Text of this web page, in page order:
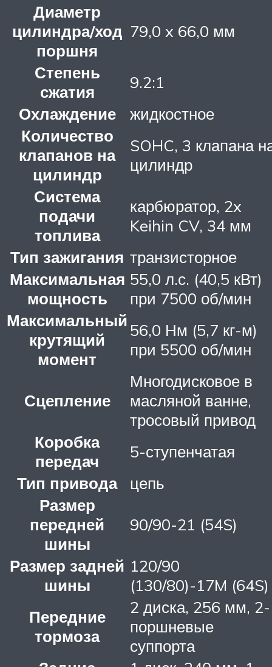
Диаметр
цилиндра/ход
поршня
79,0 x 66,0 мм
Степень
сжатия
9.2:1
Охлаждение
жидкостное
Количество
клапанов на
цилиндр
SOHC, 3 клапана
цилиндр
Система
подачи
топлива
карбюратор, 2x
Keihin CV, 34 мм
Тип зажигания транзисторное
Максимальная
мощность
55,0 л.с. (40,5 кВт)
при 7500 об/мин
Максимальный
крутящий
момент
56,0 Нм (5,7 кг-м)
при 5500 об/мин
Сцепление
Многодисковое в
масляной ванне,
тросовый привод
Коробка
передач
5-ступенчатая
Тип привода
цепь
Размер
передней
шины
90/90-21 (54S)
Размер задней
шины
120/90
(130/80)-17M (64S)
Передние
тормоза
2 диска, 256 мм, 2-
поршневые
суппорта